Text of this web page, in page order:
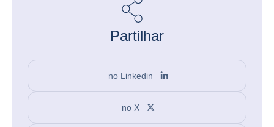
Partilhar
no Linkedin
no X